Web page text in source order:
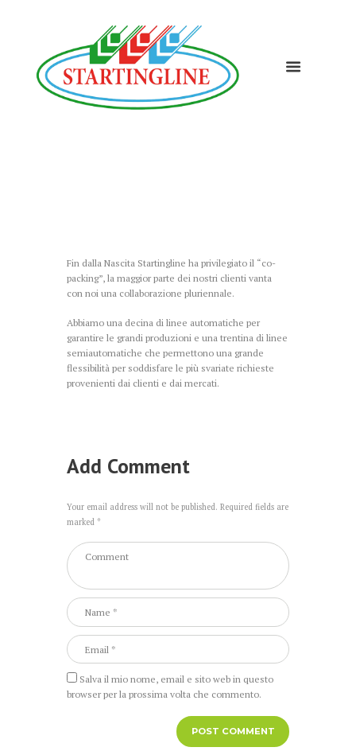
Fin dalla Nascita Startingline ha privilegiato il “co-
packing”, la maggior parte dei nostri clienti vanta
con noi una collaborazione pluriennale.
Abbiamo una decina di linee automatiche per
garantire le grandi produzioni e una trentina di linee
semiautomatiche che permettono una grande
flessibilità per soddisfare le più svariate richieste
provenienti dai clienti e dai mercati.
Add Comment
Your email address will not be published. Required fields are
marked *
Salva il mio nome, email e sito web in questo
browser per la prossima volta che commento.